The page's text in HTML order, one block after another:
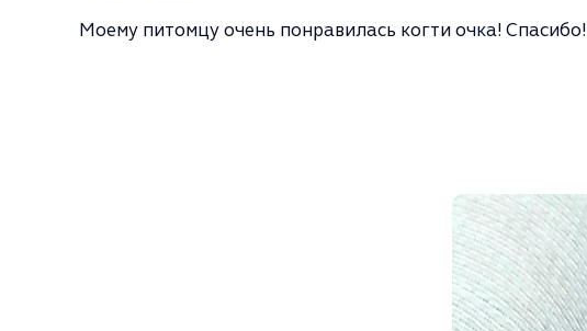
Моему питомцу очень понравилась когти очка! Спасибо!